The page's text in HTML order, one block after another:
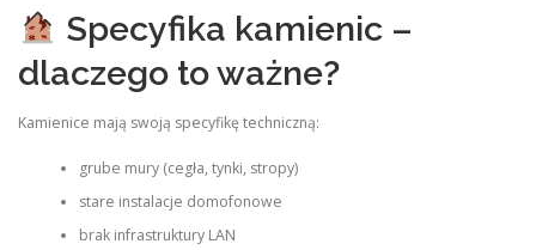
Specyfika kamienic –
dlaczego to ważne?
Kamienice mają swoją specyfikę techniczną:
grube mury (cegła, tynki, stropy)
stare instalacje domofonowe
brak infrastruktury LAN